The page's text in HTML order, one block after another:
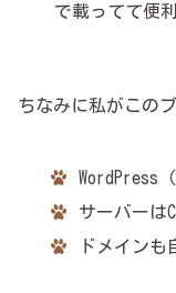
で載ってて便
ちなみに私がこの
WordPress
サーバーは
ドメインも